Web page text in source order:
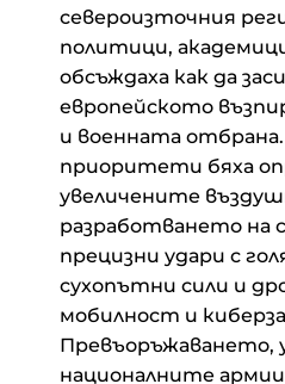
североизточния
политици,
обсъждаха как да
европейското
и военната
приоритети бяха
увеличените
разработването на
прецизни удари с
сухопътни сили и
мобилност и
Превъоръжаването,
националните